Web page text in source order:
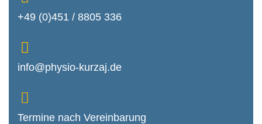
+49 (0)451 / 8805 336
info@physio-kurzaj.de
Termine nach Vereinbarung